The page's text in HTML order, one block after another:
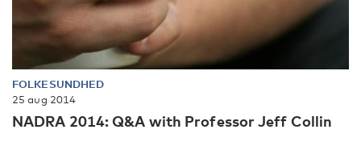
FOLKESUNDHED
25 aug 2014
NADRA 2014: Q&A with Professor Jeff Collin